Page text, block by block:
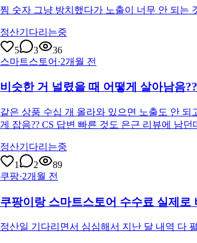
찜 숫자 그냥 방치했다가 노출이 너무 안 되는
정산기다리는중
5
3
36
스마트스토어 ·2개월 전
비슷한 거 널렸을 때 어떻게 살아남음??
같은 상품 수십 개 올라와 있으면 노출도 안
게 잡음?? CS 답변 빠른 것도 은근 리뷰에 남
정산기다리는중
1
2
89
쿠팡·2개월 전
쿠팡이랑 스마트스토어 수수료 실제로
정산일 기다리면서 심심해서 지난 달 내역 다